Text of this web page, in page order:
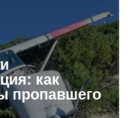
как
пропавшего